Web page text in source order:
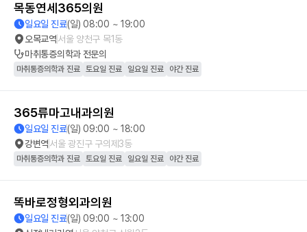
목동연세365의원
일요일 진료(일) 08:00 ~ 19:00
오목교역서울 양천구 목1동
마취통증의학과전문의
마취통증의학과 진료 토요일 진료 일요일 진료 야간 진료
365류마고내과의원
일요일 진료(일) 09:00 ~ 18:00
강변역서울 광진구 구의제3동
마취통증의학과 진료 토요일 진료 일요일 진료 야간 진료
똑바로정형외과의원
일요일 진료(일) 09:00 ~ 13:00